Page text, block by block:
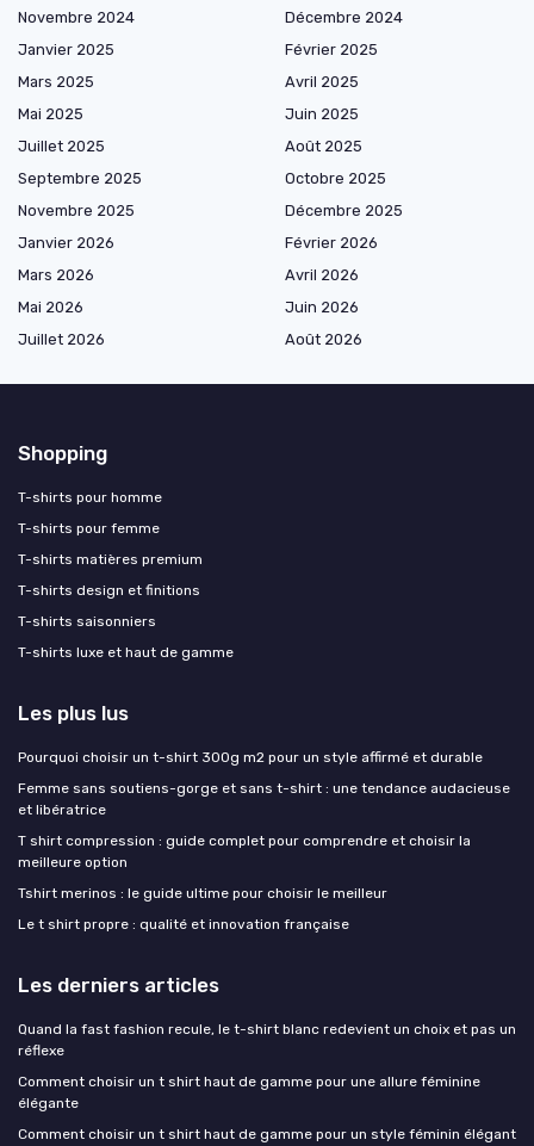
Novembre 2024
Décembre 2024
Janvier 2025
Février 2025
Mars 2025
Avril 2025
Mai 2025
Juin 2025
Juillet 2025
Août 2025
Septembre 2025
Octobre 2025
Novembre 2025
Décembre 2025
Janvier 2026
Février 2026
Mars 2026
Avril 2026
Mai 2026
Juin 2026
Juillet 2026
Août 2026
Shopping
T-shirts pour homme
T-shirts pour femme
T-shirts matières premium
T-shirts design et finitions
T-shirts saisonniers
T-shirts luxe et haut de gamme
Les plus lus
Pourquoi choisir un t-shirt 300g m2 pour un style affirmé et durable
Femme sans soutiens-gorge et sans t-shirt : une tendance audacieuse
et libératrice
T shirt compression : guide complet pour comprendre et choisir la
meilleure option
Tshirt merinos : le guide ultime pour choisir le meilleur
Le t shirt propre : qualité et innovation française
Les derniers articles
Quand la fast fashion recule, le t-shirt blanc redevient un choix et pas un
réflexe
Comment choisir un t shirt haut de gamme pour une allure féminine
élégante
Comment choisir un t shirt haut de gamme pour un style féminin élégant